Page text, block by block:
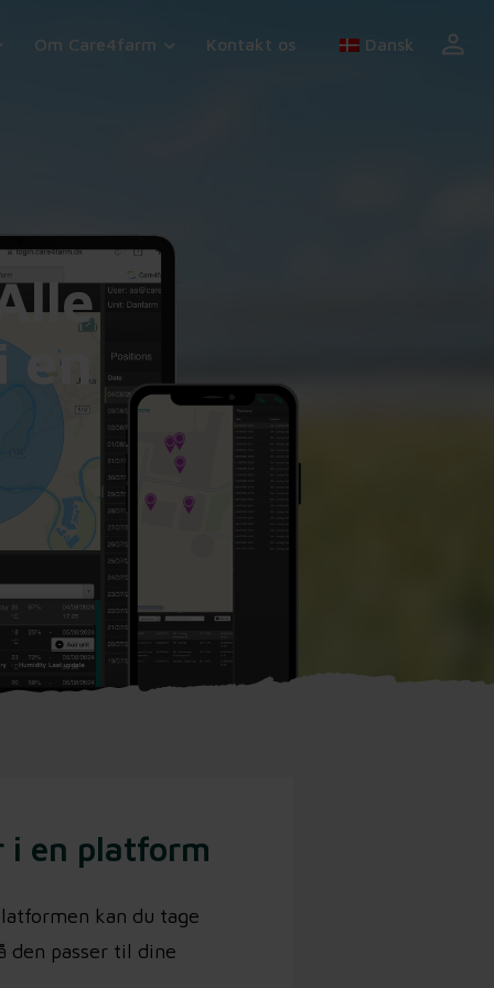
Om Care4farm Kontakt os Dansk
en
i en platform
kan du tage
den passer til dine